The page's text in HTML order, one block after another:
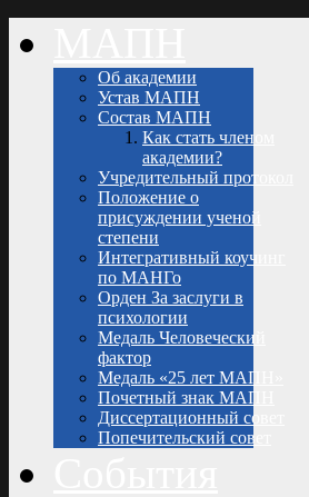
Об академии
Устав МАПН
Состав МАПН
Как стать членом
академии?
Учредительный протокол
Положение о
присуждении ученой
степени
Интегративный коучинг
по МАНГо
Орден За заслуги в
психологии
Медаль Человеческий
фактор
Медаль «25 лет МАПН»
Почетный знак МАПН
Диссертационный совет
Попечительский совет